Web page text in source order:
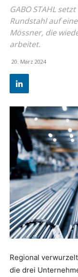
GABO STAHL
Rundstahl auf
Mössner, die
arbeitet.
20. März 2024
Regional
die drei